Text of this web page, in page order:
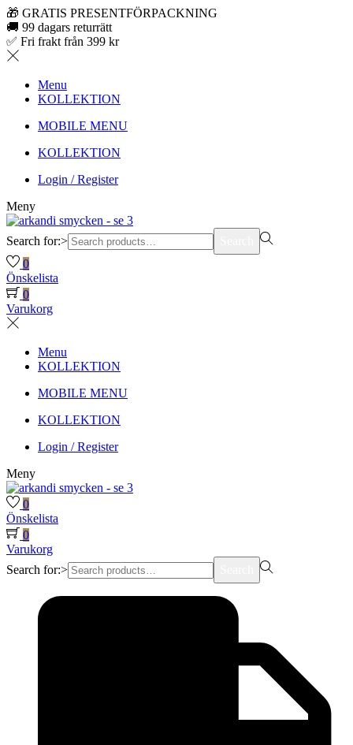
🎁 GRATIS PRESENTFÖRPACKNING
🚚 99 dagars returrätt
✅ Fri frakt från 399 kr
Menu
KOLLEKTION
MOBILE MENU
KOLLEKTION
Login / Register
Meny
Search for:>
0
Önskelista
0
Varukorg
Menu
KOLLEKTION
MOBILE MENU
KOLLEKTION
Login / Register
Meny
0
Önskelista
0
Varukorg
Search for:>